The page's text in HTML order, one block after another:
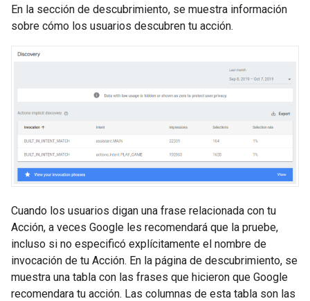
En la sección de descubrimiento, se muestra información
sobre cómo los usuarios descubren tu acción.
Cuando los usuarios digan una frase relacionada con tu
Acción, a veces Google les recomendará que la pruebe,
incluso si no especificó explícitamente el nombre de
invocación de tu Acción. En la página de descubrimiento, se
muestra una tabla con las frases que hicieron que Google
recomendara tu acción. Las columnas de esta tabla son las